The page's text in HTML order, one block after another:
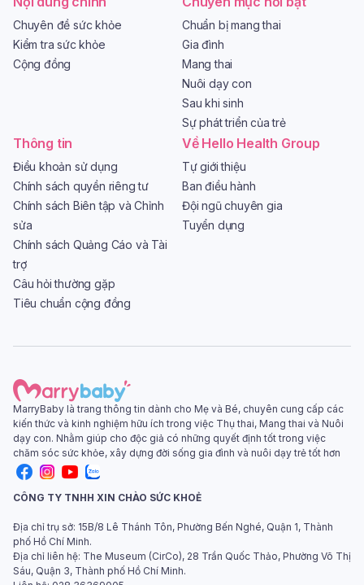
Chuyên đề sức khỏe
Kiểm tra sức khỏe
Cộng đồng
Chuẩn bị mang thai
Gia đình
Mang thai
Nuôi dạy con
Sau khi sinh
Sự phát triển của trẻ
Thông tin
Điều khoản sử dụng
Chính sách quyền riêng tư
Chính sách Biên tập và Chỉnh
sửa
Chính sách Quảng Cáo và Tài
trợ
Câu hỏi thường gặp
Tiêu chuẩn cộng đồng
Về Hello Health Group
Tự giới thiệu
Ban điều hành
Đội ngũ chuyên gia
Tuyển dụng
MarryBaby là trang thông tin dành cho Mẹ và Bé, chuyên cung cấp các
kiến thức và kinh nghiệm hữu ích trong việc Thụ thai, Mang thai và Nuôi
dạy con. Nhằm giúp cho độc giả có những quyết định tốt trong việc
chăm sóc sức khỏe, xây dựng đời sống gia đình và nuôi dạy trẻ tốt hơn
CÔNG TY TNHH XIN CHÀO SỨC KHOẺ
Địa chỉ trụ sở: 15B/8 Lê Thánh Tôn, Phường Bến Nghé, Quận 1, Thành
phố Hồ Chí Minh.
Địa chỉ liên hệ: The Museum (CirCo), 28 Trần Quốc Thảo, Phường Võ Thị
Sáu, Quận 3, Thành phố Hồ Chí Minh.